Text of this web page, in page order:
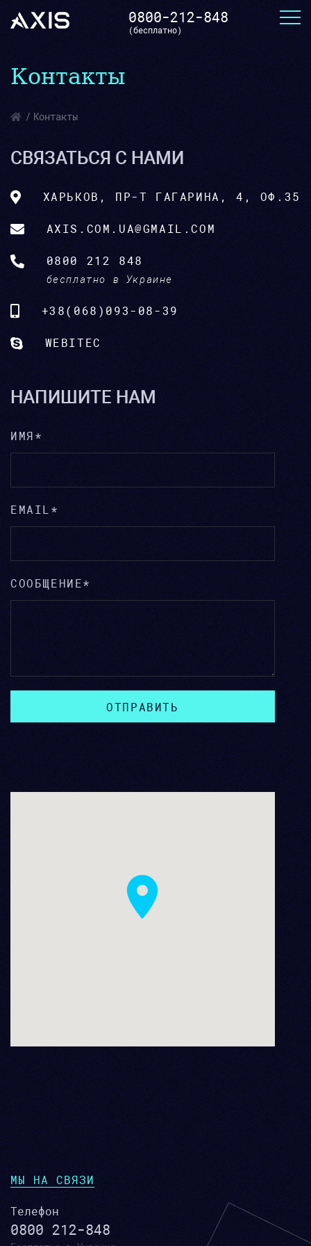
0800-212-848
(бесплатно)
Контакты
Контакты
СВЯЗАТЬСЯ С НАМИ
ХАРЬКОВ, ПР-Т ГАГАРИНА, 4, ОФ.35
AXIS.COM.UA@GMAIL.COM
0800 212 848
бесплатно в Украине
+38(068)093-08-39
WEBITEC
НАПИШИТЕ НАМ
ИМЯ*
EMAIL*
СООБЩЕНИЕ*
ОТПРАВИТЬ
МЫ НА СВЯЗИ
Телефон
0800 212-848